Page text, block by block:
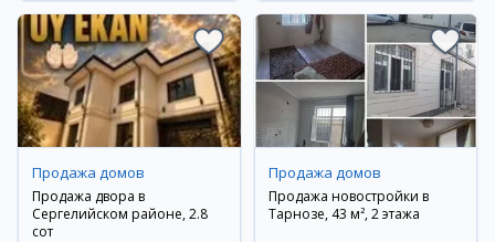
Продажа домов
Продажа двора в
Сергелийском районе, 2.8
сот
Продажа домов
Продажа новостройки в
Тарнозе, 43 м², 2 этажа